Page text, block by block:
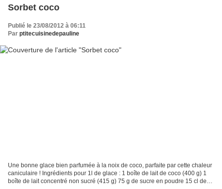
Sorbet coco
Publié le 23/08/2012 à 06:11
Par ptitecuisinedepauline
Une bonne glace bien parfumée à la noix de coco, parfaite par cette chaleur
caniculaire ! Ingrédients pour 1l de glace : 1 boîte de lait de coco (400 g) 1
boîte de lait concentré non sucré (415 g) 75 g de sucre en poudre 15 cl de